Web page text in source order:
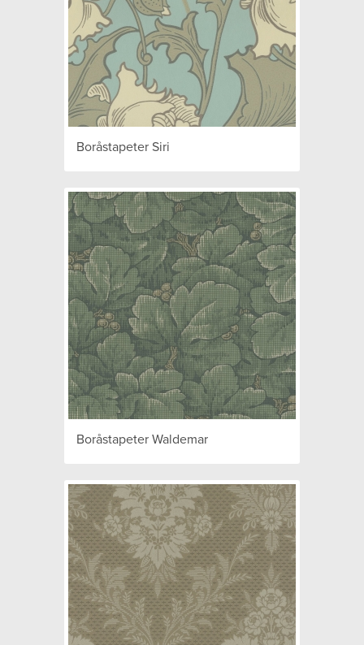
Boråstapeter Siri
Boråstapeter Waldemar